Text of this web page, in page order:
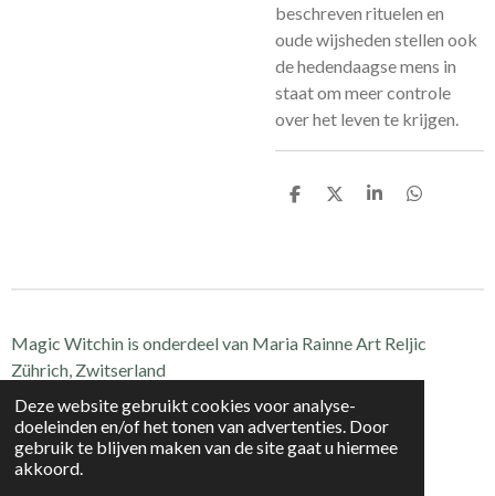
Deze website gebruikt cookies voor analyse-
doeleinden en/of het tonen van advertenties. Door
gebruik te blijven maken van de site gaat u hiermee
akkoord.
beschreven rituelen en
oude wijsheden stellen ook
de hedendaagse mens in
staat om meer controle
over het leven te krijgen.
D
D
S
D
Magic Witchin is onderdeel van Maria Rainne Art Reljic
Zührich, Zwitserland
CH-020.1.098.985-7
© 2021 - 2024 Magic Witchin
Powered by JouwWeb